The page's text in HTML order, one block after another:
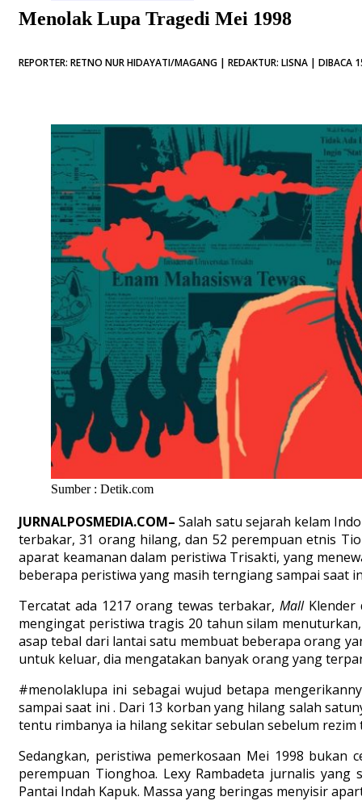
Menolak Lupa Tragedi Mei 1998
REPORTER: RETNO NUR HIDAYATI/MAGANG | REDAKTUR: LISNA | DIBACA
Sumber : Detik.com
JURNALPOSMEDIA.COM– Salah satu sejarah kelam
terbakar, 31 orang hilang, dan 52 perempuan etnis
aparat keamanan dalam peristiwa Trisakti, yang
beberapa peristiwa yang masih terngiang sampai saat
Tercatat ada 1217 orang tewas terbakar, MallKlender
mengingat peristiwa tragis 20 tahun silam
asap tebal dari lantai satu membuat beberapa orang
untuk keluar, dia mengatakan banyak orang yang
#menolaklupa ini sebagai wujud betapa
sampai saat ini . Dari 13 korban yang hilang salah
tentu rimbanya ia hilang sekitar sebulan sebelum rezim
Sedangkan, peristiwa pemerkosaan Mei 1998
perempuan Tionghoa. Lexy Rambadeta jurnalis
Pantai Indah Kapuk. Massa yang beringas menyisir